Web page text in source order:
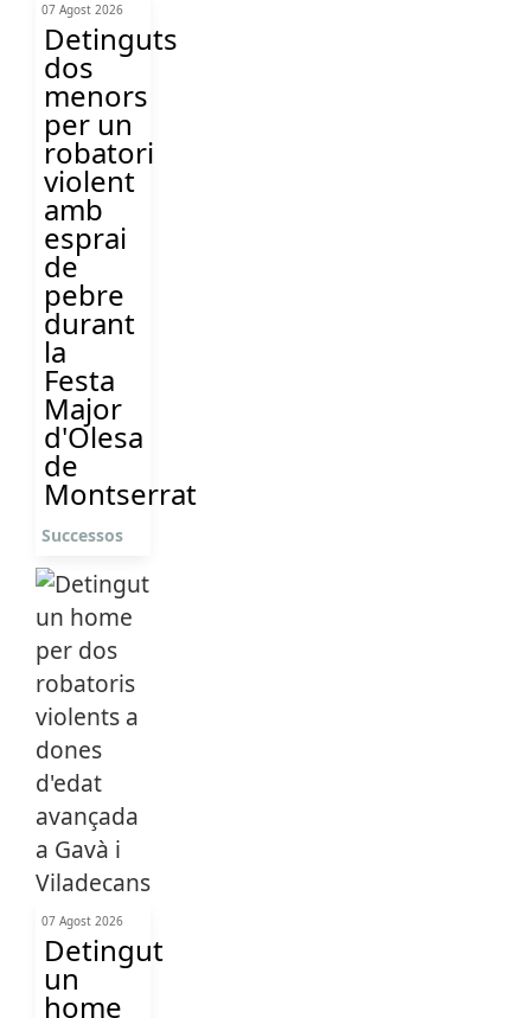
07 Agost 2026
Detinguts
dos
menors
per un
robatori
violent
amb
esprai
de
pebre
durant
la
Festa
Major
d'Olesa
de
Montserrat
Successos
07 Agost 2026
Detingut
un
home